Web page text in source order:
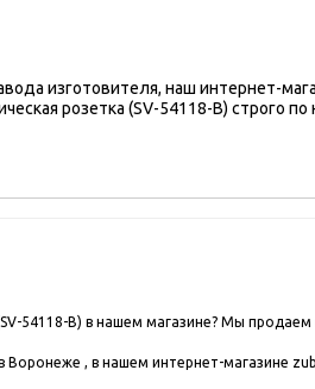
изготовителя, наш интернет-
розетка (SV-54118-B) строго по
54118-B) в нашем магазине? Мы продаем
, в нашем интернет-магазине